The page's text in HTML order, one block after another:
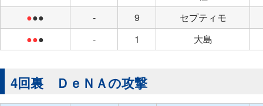
●●● - 9
セプティモ
●●● - 1 大島
4回裏 ＤｅＮＡの攻撃